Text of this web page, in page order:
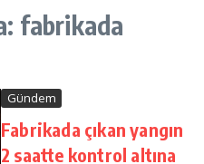
fabrikada
Gündem
Fabrikada çıkan yangın
2 saatte kontrol altına